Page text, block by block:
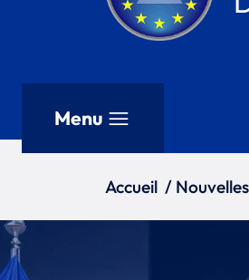
Menu
Accueil / Nouvelles